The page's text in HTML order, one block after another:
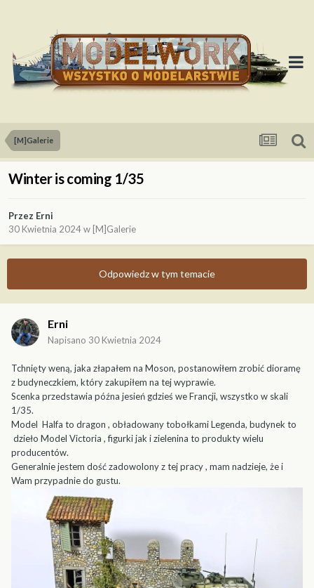
[M]Galerie
Winter is coming 1/35
Przez Erni
30 Kwietnia 2024w [M]Galerie
Odpowiedz w tym temacie
Erni
Napisano 30 Kwietnia 2024
Tchnięty weną, jaka złapałem na Moson, postanowiłem zrobić dioramę
z budyneczkiem, który zakupiłem na tej wyprawie.
Scenka przedstawia późna jesień gdzieś we Francji, wszystko w skali
1/35.
Model Halfa to dragon , obładowany tobołkami Legenda, budynek to
dzieło Model Victoria , figurki jak i zielenina to produkty wielu
producentów.
Generalnie jestem dość zadowolony z tej pracy , mam nadzieje, że i
Wam przypadnie do gustu.